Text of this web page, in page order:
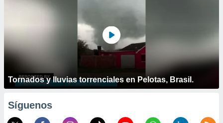
Tornados y lluvias torrenciales en Pelotas, Brasil.
Síguenos